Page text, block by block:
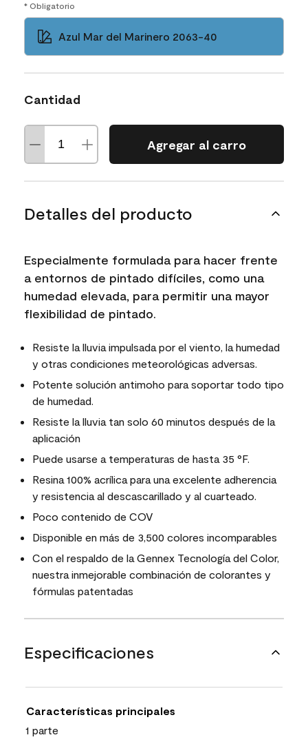
* Obligatorio
Azul Mar del Marinero 2063-40
Cantidad
Agregar al carro
Detalles del producto
Especialmente formulada para hacer frente
a entornos de pintado difíciles, como una
humedad elevada, para permitir una mayor
flexibilidad de pintado.
Resiste la lluvia impulsada por el viento, la humedad
y otras condiciones meteorológicas adversas.
Potente solución antimoho para soportar todo tipo
de humedad.
Resiste la lluvia tan solo 60 minutos después de la
aplicación
Puede usarse a temperaturas de hasta 35 °F.
Resina 100% acrílica para una excelente adherencia
y resistencia al descascarillado y al cuarteado.
Poco contenido de COV
Disponible en más de 3,500 colores incomparables
Con el respaldo de la Gennex Tecnología del Color,
nuestra inmejorable combinación de colorantes y
fórmulas patentadas
Especificaciones
Características principales
1 parte